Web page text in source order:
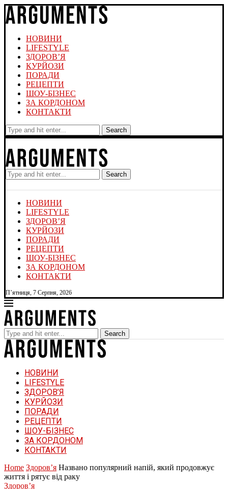
НОВИНИ
LIFESTYLE
ЗДОРОВ’Я
КУРЙОЗИ
ПОРАДИ
РЕЦЕПТИ
ШОУ-БІЗНЕС
ЗА КОРДОНОМ
КОНТАКТИ
Search
Search
НОВИНИ
LIFESTYLE
ЗДОРОВ’Я
КУРЙОЗИ
ПОРАДИ
РЕЦЕПТИ
ШОУ-БІЗНЕС
ЗА КОРДОНОМ
КОНТАКТИ
П’ятниця, 7 Серпня, 2026
Search
НОВИНИ
LIFESTYLE
ЗДОРОВ’Я
КУРЙОЗИ
ПОРАДИ
РЕЦЕПТИ
ШОУ-БІЗНЕС
ЗА КОРДОНОМ
КОНТАКТИ
Home Здоров’я Названо популярний напій, який продовжує
життя і рятує від раку
Здоров’я